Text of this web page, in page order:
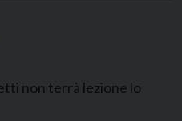
non terrà lezione lo